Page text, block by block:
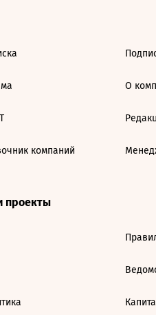
компаний
О
проекты